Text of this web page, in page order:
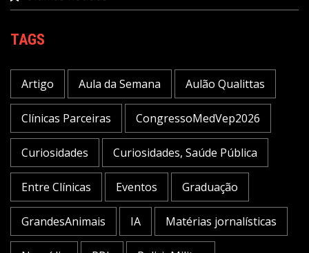
TAGS
Artigo Aula da Semana Aulão Qualittas
Clínicas Parceiras CongressoMedVep2026
Curiosidades Curiosidades, Saúde Pública
Entre Clínicas Eventos Graduação
GrandesAnimais IA Matérias jornalísticas